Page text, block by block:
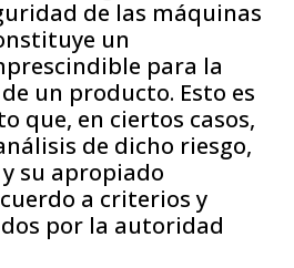
de las máquinas
un
para la
un producto. Esto es
que, en ciertos casos,
de dicho riesgo,
su apropiado
a criterios y
por la autoridad